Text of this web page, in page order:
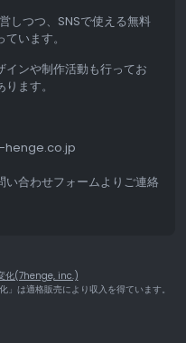
しつつ、SNSで使える無料
います。
インや制作活動も行ってお
ます。
henge.co.jp
合わせフォームよりご連絡
化(7henge, inc.)
は適格販売により収入を得ています。